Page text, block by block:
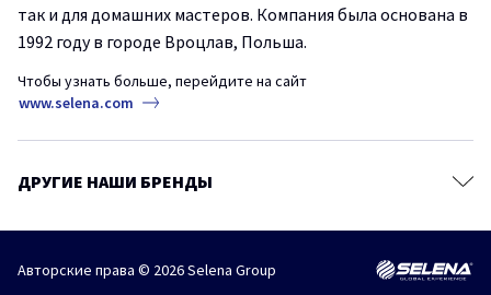
Продукты для древесины
Защитные и чистящие средства
Сопутствующие товары
Пено-клеи – основа безопасности в строительстве.
так и для домашних мастеров. Компания была основана в
1992 году в городе Вроцлав, Польша.
Чтобы узнать больше, перейдите на сайт
www.selena.com
ДРУГИЕ НАШИ БРЕНДЫ
Авторские права © 2026 Selena Group